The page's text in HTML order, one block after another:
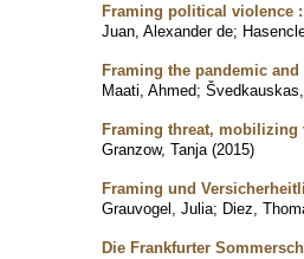
Framing political violence
Juan, Alexander de;
Framing the pandemic
Maati, Ahmed;
Framing threat, mobilizing
Granzow, Tanja (2015)
Framing und
Grauvogel, Julia; Diez,
Die Frankfurter